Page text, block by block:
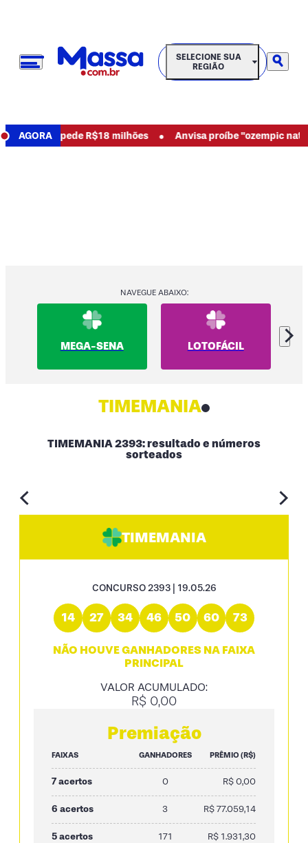
SELECIONE SUA REGIÃO
SELECIONE SUA
REGIÃO
AGORA
e pede R$18 milhões • Anvisa proíbe "ozempic
NAVEGUE ABAIXO:
MEGA-SENA LOTOFÁCIL
TIMEMANIA
TIMEMANIA 2393: resultado e números
sorteados
TIMEMANIA
CONCURSO 2393 | 19.05.26
14 27 34 46 50 60 73
NÃO HOUVE GANHADORES NA FAIXA
PRINCIPAL
VALOR ACUMULADO:
R$ 0,00
Premiação
FAIXAS GANHADORES PRÊMIO (R$)
7 acertos 0 R$ 0,00
6 acertos 3 R$ 77.059,14
5 acertos 171 R$ 1.931,30